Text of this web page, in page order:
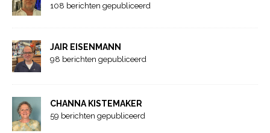
108 berichten gepubliceerd
JAIR EISENMANN
98 berichten gepubliceerd
CHANNA KISTEMAKER
59 berichten gepubliceerd